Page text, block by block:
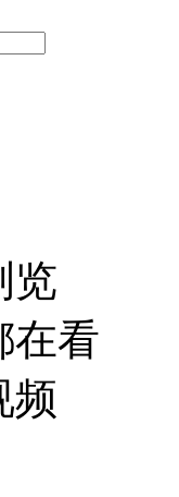
览
在看
频